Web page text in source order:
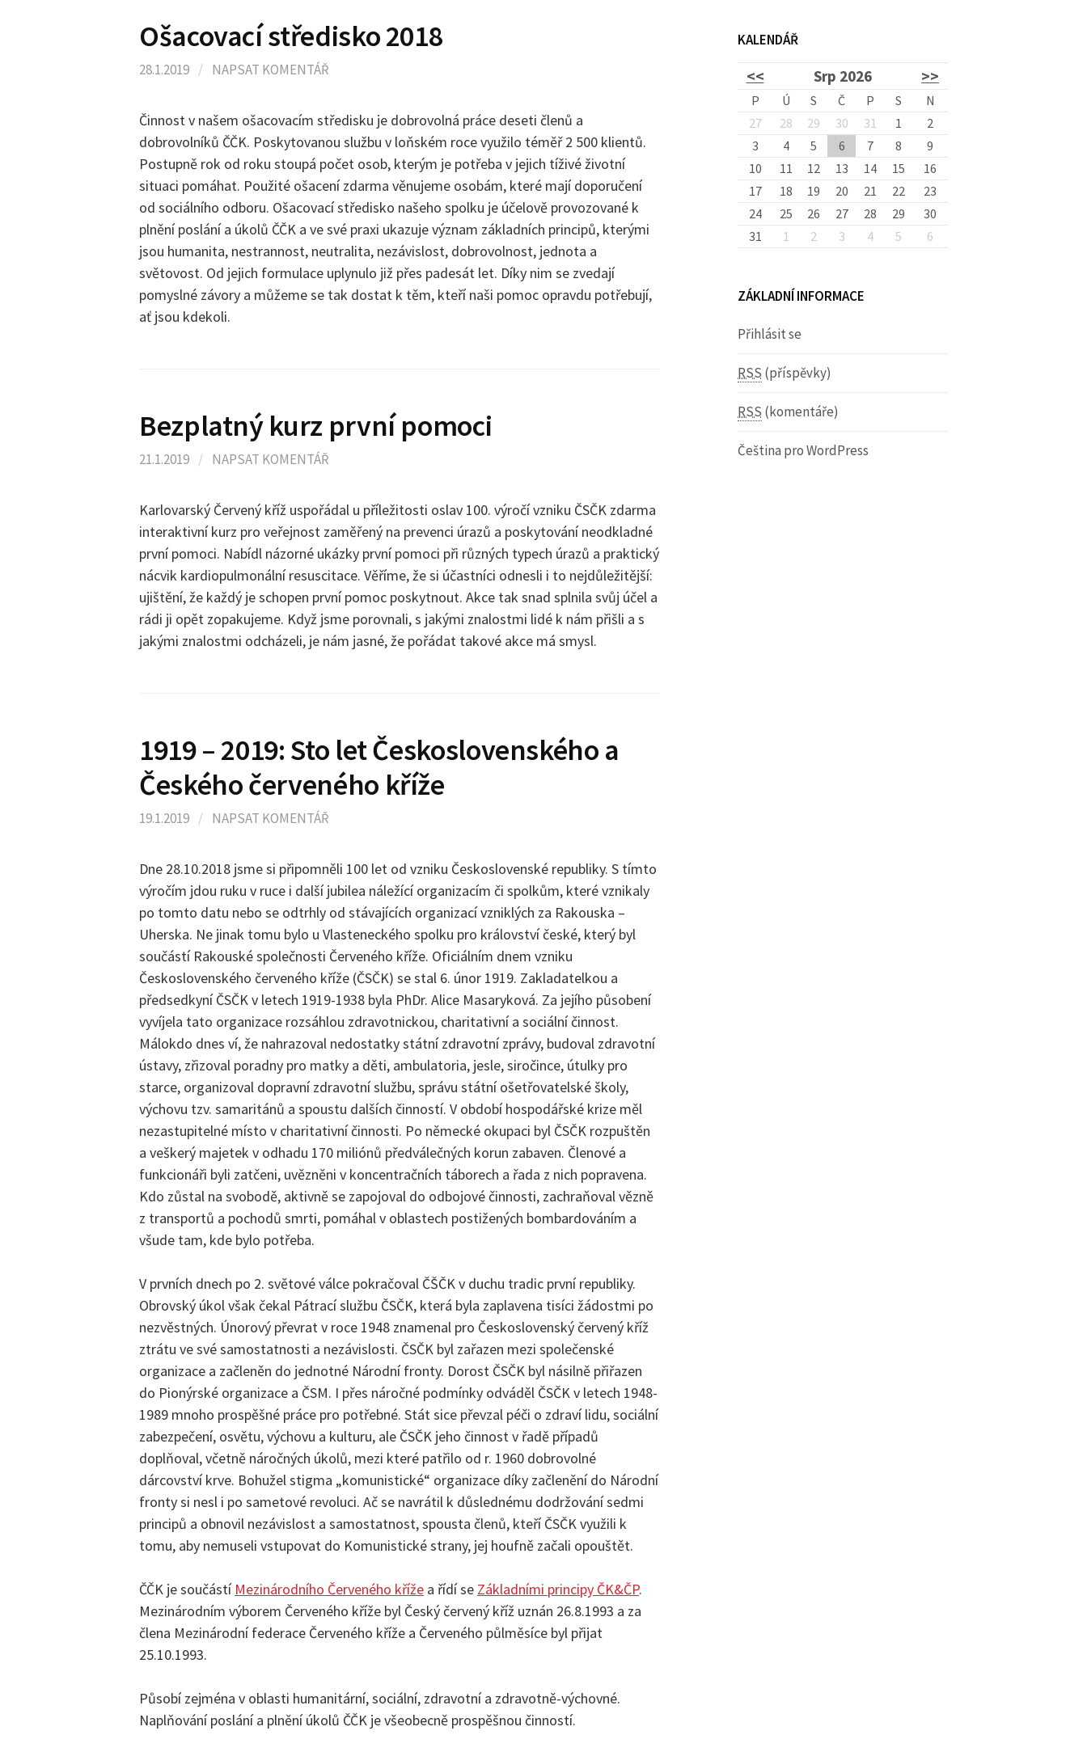
n
í
Ošacovací středisko 2018
28.1.2019 / NAPSAT KOMENTÁŘ
Činnost v našem ošacovacím středisku je dobrovolná práce deseti členů a
dobrovolníků ČČK. Poskytovanou službu v loňském roce využilo téměř 2 500 klientů.
Postupně rok od roku stoupá počet osob, kterým je potřeba v jejich tíživé životní
situaci pomáhat. Použité ošacení zdarma věnujeme osobám, které mají doporučení
od sociálního odboru. Ošacovací středisko našeho spolku je účelově provozované k
plnění poslání a úkolů ČČK a ve své praxi ukazuje význam základních principů, kterými
jsou humanita, nestrannost, neutralita, nezávislost, dobrovolnost, jednota a
světovost. Od jejich formulace uplynulo již přes padesát let. Díky nim se zvedají
pomyslné závory a můžeme se tak dostat k těm, kteří naši pomoc opravdu potřebují,
ať jsou kdekoli.
Bezplatný kurz první pomoci
21.1.2019 / NAPSAT KOMENTÁŘ
Karlovarský Červený kříž uspořádal u příležitosti oslav 100. výročí vzniku ČSČK zdarma
interaktivní kurz pro veřejnost zaměřený na prevenci úrazů a poskytování neodkladné
první pomoci. Nabídl názorné ukázky první pomoci při různých typech úrazů a praktický
nácvik kardiopulmonální resuscitace. Věříme, že si účastníci odnesli i to nejdůležitější:
ujištění, že každý je schopen první pomoc poskytnout. Akce tak snad splnila svůj účel a
rádi ji opět zopakujeme. Když jsme porovnali, s jakými znalostmi lidé k nám přišli a s
jakými znalostmi odcházeli, je nám jasné, že pořádat takové akce má smysl.
1919 – 2019: Sto let Československého a
Českého červeného kříže
19.1.2019 / NAPSAT KOMENTÁŘ
Dne 28.10.2018 jsme si připomněli 100 let od vzniku Československé republiky. S tímto
výročím jdou ruku v ruce i další jubilea náležící organizacím či spolkům, které vznikaly
po tomto datu nebo se odtrhly od stávajících organizací vzniklých za Rakouska –
Uherska. Ne jinak tomu bylo u Vlasteneckého spolku pro království české, který byl
součástí Rakouské společnosti Červeného kříže. Oficiálním dnem vzniku
Československého červeného kříže (ČSČK) se stal 6. únor 1919. Zakladatelkou a
předsedkyní ČSČK v letech 1919-1938 byla PhDr. Alice Masaryková. Za jejího působení
vyvíjela tato organizace rozsáhlou zdravotnickou, charitativní a sociální činnost.
Málokdo dnes ví, že nahrazoval nedostatky státní zdravotní zprávy, budoval zdravotní
ústavy, zřizoval poradny pro matky a děti, ambulatoria, jesle, siročince, útulky pro
starce, organizoval dopravní zdravotní službu, správu státní ošetřovatelské školy,
výchovu tzv. samaritánů a spoustu dalších činností. V období hospodářské krize měl
nezastupitelné místo v charitativní činnosti. Po německé okupaci byl ČSČK rozpuštěn
a veškerý majetek v odhadu 170 miliónů předválečných korun zabaven. Členové a
funkcionáři byli zatčeni, uvězněni v koncentračních táborech a řada z nich popravena.
Kdo zůstal na svobodě, aktivně se zapojoval do odbojové činnosti, zachraňoval vězně
z transportů a pochodů smrti, pomáhal v oblastech postižených bombardováním a
všude tam, kde bylo potřeba.
V prvních dnech po 2. světové válce pokračoval ČŠČK v duchu tradic první republiky.
Obrovský úkol však čekal Pátrací službu ČSČK, která byla zaplavena tisíci žádostmi po
nezvěstných. Únorový převrat v roce 1948 znamenal pro Československý červený kříž
ztrátu ve své samostatnosti a nezávislosti. ČSČK byl zařazen mezi společenské
organizace a začleněn do jednotné Národní fronty. Dorost ČSČK byl násilně přiřazen
do Pionýrské organizace a ČSM. I přes náročné podmínky odváděl ČSČK v letech 1948-
1989 mnoho prospěšné práce pro potřebné. Stát sice převzal péči o zdraví lidu, sociální
zabezpečení, osvětu, výchovu a kulturu, ale ČSČK jeho činnost v řadě případů
doplňoval, včetně náročných úkolů, mezi které patřilo od r. 1960 dobrovolné
dárcovství krve. Bohužel stigma „komunistické“ organizace díky začlenění do Národní
fronty si nesl i po sametové revoluci. Ač se navrátil k důslednému dodržování sedmi
principů a obnovil nezávislost a samostatnost, spousta členů, kteří ČSČK využili k
tomu, aby nemuseli vstupovat do Komunistické strany, jej houfně začali opouštět.
ČČK je součástí Mezinárodního Červeného kříže a řídí se Základními principy ČK&ČP.
Mezinárodním výborem Červeného kříže byl Český červený kříž uznán 26.8.1993 a za
člena Mezinárodní federace Červeného kříže a Červeného půlměsíce byl přijat
25.10.1993.
Působí zejména v oblasti humanitární, sociální, zdravotní a zdravotně-výchovné.
Naplňování poslání a plnění úkolů ČČK je všeobecně prospěšnou činností.
KALENDÁŘ
<< Srp 2026 >>
P Ú S Č P S
N
27
28 29 30 31 1
2
3
4 5 6 7 8
9
10
11 12 13 14 15
16
17
18 19 20 21 22
23
24
25 26 27 28 29
30
31
1 2 3 4 5 6
ZÁKLADNÍ INFORMACE
Přihlásit se
RSS (příspěvky)
RSS (komentáře)
Čeština pro WordPress